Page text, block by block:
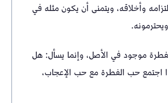
وأخلاقه، ويتمنى أن يكون مثله في
موجود في الأصل، وإنما يسأل: هل
اجتمع حب الفطرة مع حب الإعجاب،